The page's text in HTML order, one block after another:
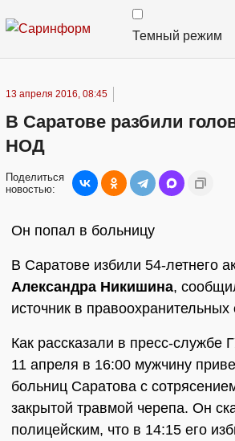
Темный режим
13 апреля 2016, 08:45
В Саратове разбили
НОД
Поделиться
новостью:
Он попал в больницу
В Саратове избили 54-летнего
Александра Никишина,
источник в правоохранительных
Как рассказали в пресс-службе
11 апреля в 16:00 мужчину
больниц Саратова с
закрытой травмой черепа. Он
полицейским, что в 14:15 его